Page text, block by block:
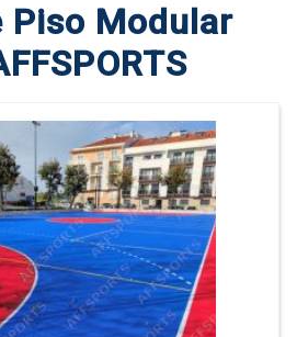
Piso Modular